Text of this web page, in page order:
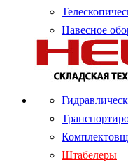
Навесное
Штабелеры